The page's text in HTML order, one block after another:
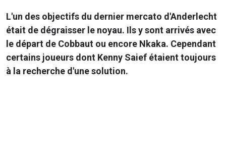
L'un des objectifs du dernier mercato d'Anderlecht
était de dégraisser le noyau. Ils y sont arrivés avec
le départ de Cobbaut ou encore Nkaka. Cependant
certains joueurs dont Kenny Saief étaient toujours
à la recherche d'une solution.